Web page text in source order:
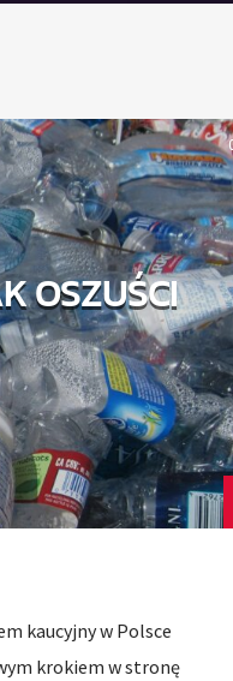
OSZUŚCI
kaucyjny w Polsce
krokiem w stronę